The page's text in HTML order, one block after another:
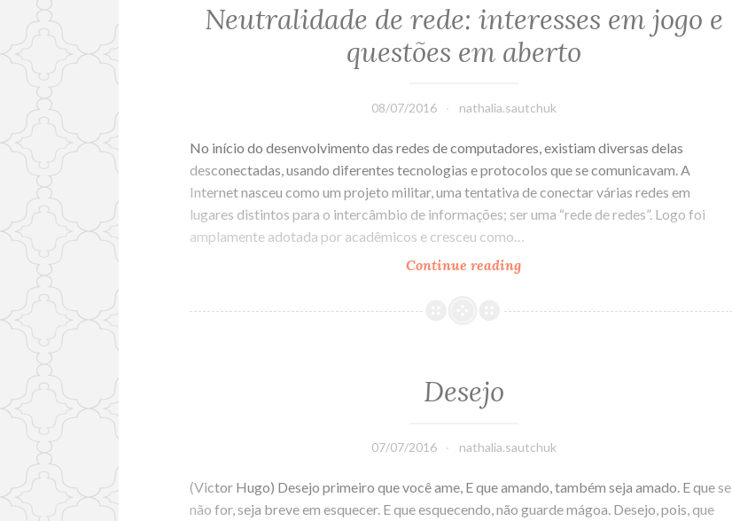
Neutralidade de rede: interesses em jogo e
questões em aberto
08/07/2016 nathalia.sautchuk
No início do desenvolvimento das redes de computadores, existiam diversas delas
desconectadas, usando diferentes tecnologias e protocolos que se comunicavam. A
Internet nasceu como um projeto militar, uma tentativa de conectar várias redes em
lugares distintos para o intercâmbio de informações; ser uma “rede de redes”. Logo foi
amplamente adotada por acadêmicos e cresceu como…
Continue reading
rede:
em
Desejo
07/07/2016 nathalia.sautchuk
(Victor Hugo) Desejo primeiro que você ame, E que amando, também seja amado. E que se
não for, seja breve em esquecer. E que esquecendo, não guarde mágoa. Desejo, pois, que